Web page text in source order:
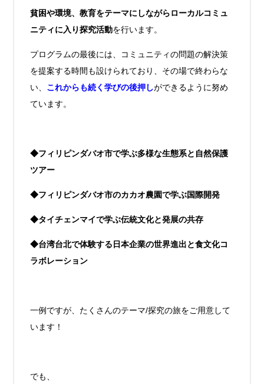
貧困や環境、教育をテーマにしながらローカルコミュ
ニティに入り探究活動を行います。
プログラムの最後には、コミュニティの問題の解決策
を提案する時間も設けられており、その場で終わらな
い、 これからも続く学びの後押しができるように努め
ています。
◆フィリピンダバオ市で学ぶ多様な生態系と自然保護
ツアー
◆フィリピンダバオ市のカカオ農園で学ぶ国際開発
◆タイチェンマイで学ぶ伝統文化と発展の共存
◆台湾台北で体験する日本企業の世界進出と食文化コ
ラボレーション
一例ですが、たくさんのテーマ/探究の旅をご用意して
います！
でも、